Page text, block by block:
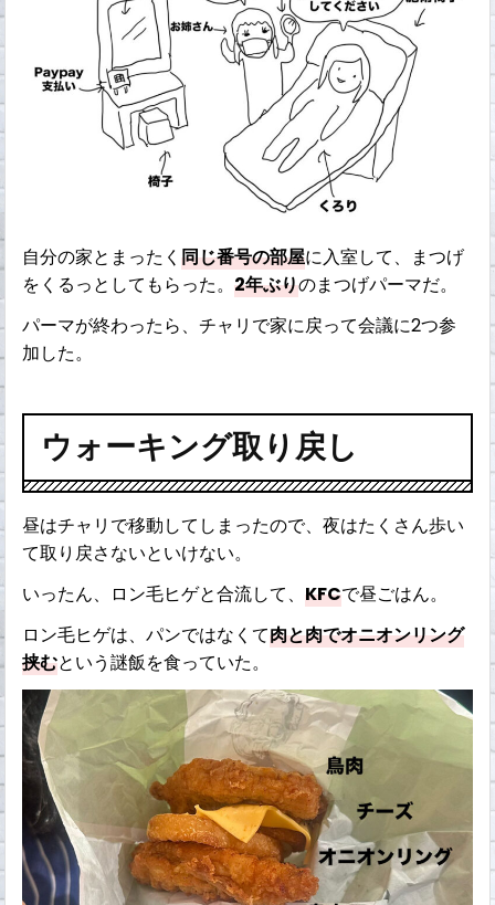
自分の家とまったく同じ番号の部屋に入室して、まつげ
をくるっとしてもらった。2年ぶりのまつげパーマだ。
パーマが終わったら、チャリで家に戻って会議に2つ参
加した。
ウォーキング取り戻し
昼はチャリで移動してしまったので、夜はたくさん歩い
て取り戻さないといけない。
いったん、ロン毛ヒゲと合流して、KFCで昼ごはん。
ロン毛ヒゲは、パンではなくて肉と肉でオニオンリング
挟むという謎飯を食っていた。